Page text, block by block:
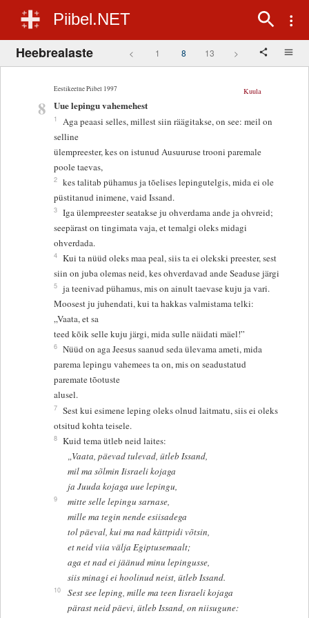
Piibel.NET
Heebrealaste < 1 8 13 >
Eestikeelne Piibel 1997
8
Kuula
Uue lepingu vahemehest
1
Aga peaasi selles, millest siin räägitakse, on see: meil on
selline
ülempreester, kes on istunud Ausuuruse trooni paremale
poole taevas,
2 kes talitab pühamus ja tõelises lepingutelgis, mida ei ole
püstitanud inimene, vaid Issand.
3 Iga ülempreester seatakse ju ohverdama ande ja ohvreid;
seepärast on tingimata vaja, et temalgi oleks midagi
ohverdada.
4 Kui ta nüüd oleks maa peal, siis ta ei olekski preester, sest
siin on juba olemas neid, kes ohverdavad ande Seaduse järgi
5 ja teenivad pühamus, mis on ainult taevase kuju ja vari.
Moosest ju juhendati, kui ta hakkas valmistama telki:
„Vaata, et sa
teed kõik selle kuju järgi, mida sulle näidati mäel!”
6 Nüüd on aga Jeesus saanud seda ülevama ameti, mida
parema lepingu vahemees ta on, mis on seadustatud
paremate tõotuste
alusel.
7 Sest kui esimene leping oleks olnud laitmatu, siis ei oleks
otsitud kohta teisele.
8 Kuid tema ütleb neid laites:
„Vaata, päevad tulevad, ütleb Issand,
mil ma sõlmin Iisraeli kojaga
ja Juuda kojaga uue lepingu,
9
mitte selle lepingu sarnase,
mille ma tegin nende esiisadega
tol päeval, kui ma nad kättpidi võtsin,
et neid viia välja Egiptusemaalt;
aga et nad ei jäänud minu lepingusse,
siis minagi ei hoolinud neist, ütleb Issand.
10
Sest see leping, mille ma teen Iisraeli kojaga
pärast neid päevi, ütleb Issand, on niisugune: